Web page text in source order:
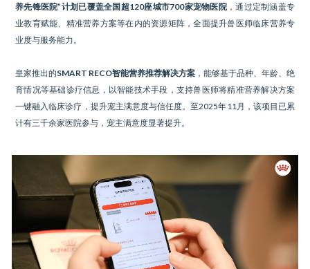
养先锋医院”计划已覆盖全国超120座城市700家宠物医院，通过定制涵盖专
业教育赋能、精准营养方案等在内的资源矩阵，全面提升兽医师临床营养专
业度与服务能力。
皇家推出的SMART RECO智能营养推荐解决方案 ，能够基于品种、年龄、绝
育情况等基础诊疗信息，以智能技术手段，支持兽医师将精准营养解决方案
一键融入临床诊疗，提升宠主满意度与信任度。至2025年11月，该项目已累
计有三千余家医院参与，宠主满意度显著提升。